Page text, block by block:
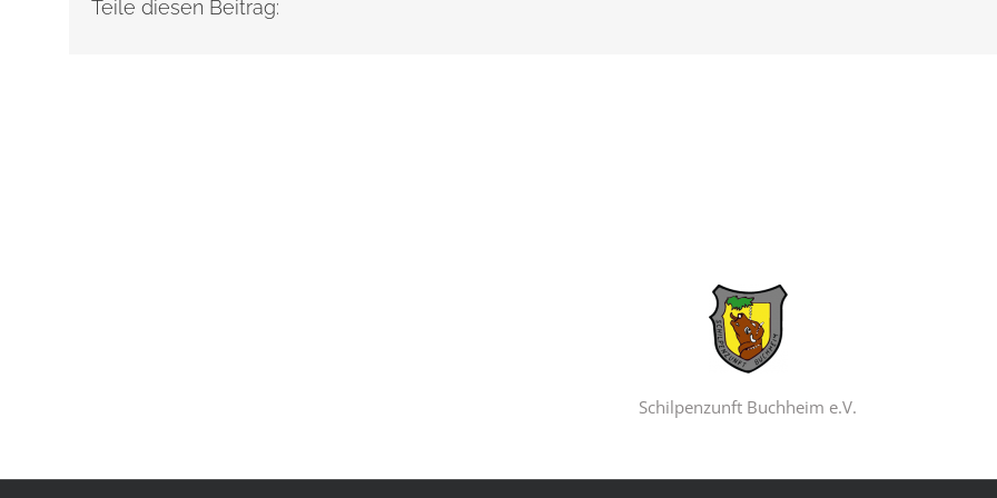
Teile diesen Beitrag:
Schilpenzunft Buchheim e.V.